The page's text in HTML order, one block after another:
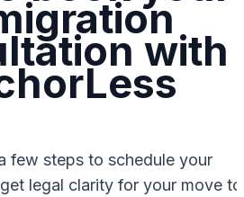
with
few steps to schedule your
legal clarity for your move to